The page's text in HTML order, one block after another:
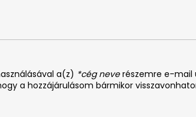
a(z) *cég neverészemre e-mail
a hozzájárulásom bármikor